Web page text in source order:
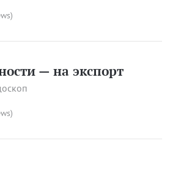
— на экспорт